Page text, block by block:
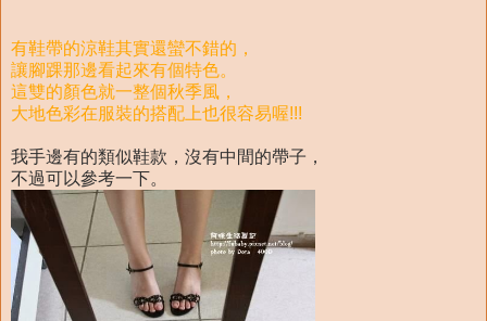
有鞋帶的涼鞋其實還蠻不錯的，
讓腳踝那邊看起來有個特色。
這雙的顏色就一整個秋季風，
大地色彩在服裝的搭配上也很容易喔!!!
我手邊有的類似鞋款，沒有中間的帶子，
不過可以參考一下。